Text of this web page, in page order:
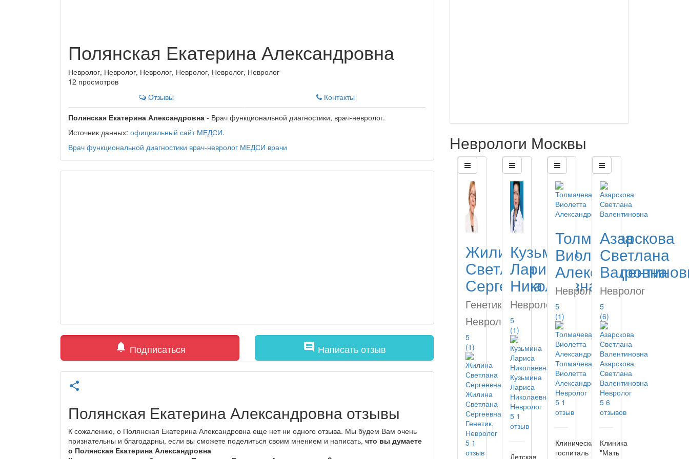
Полянская Екатерина Александровна
Невролог, Невролог, Невролог, Невролог, Невролог, Невролог
12 просмотров
Отзывы
Контакты
Полянская Екатерина Александровна - Врач функциональной диагностики, врач-невролог.
Источник данных: официальный сайт МЕДСИ.
Врач функциональной диагностики врач-невролог МЕДСИ врачи
notifications Подписаться comment Написать отзыв
share
Полянская Екатерина Александровна отзывы
К сожалению, о Полянская Екатерина Александровна еще нет ни одного отзыва. Мы будем Вам очень
признательны и благодарны, если вы сможете поделиться своим мнением и написать, что вы думаете
о Полянская Екатерина Александровна
Неврологи Москвы
Жилина
Светлана
Сергеевна
Генетик,
Невролог
5
(1)
Жилина
Светлана
Сергеевна
Генетик,
Невролог
5 1
отзыв
Кузьмина
Лариса
Николаевна
Невролог
5
(1)
Кузьмина
Лариса
Николаевна
Невролог
5 1
отзыв
Детская
Толмачева
Виолетта
Александровна
Невролог
5
(1)
Толмачева
Виолетта
Александровна
Невролог
5 1
отзыв
Клинический
госпиталь
Азарскова
Светлана
Невролог
5
(6)
Азарскова
Светлана
Валентиновна
Невролог
5 6
отзывов
Клиника
"Мать